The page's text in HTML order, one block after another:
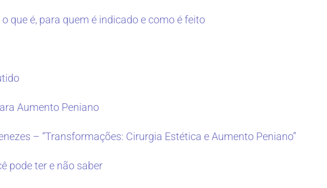
que é, para quem é indicado e como é feito
Aumento Peniano
– “Transformações: Cirurgia Estética e Aumento Peniano”
pode ter e não saber